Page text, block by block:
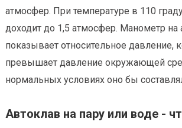
атмосфер. При температуре в 110
доходит до 1,5 атмосфер. Манометр на
показывает относительное давление,
превышает давление окружающей
нормальных условиях оно бы
Автоклав на пару или воде -